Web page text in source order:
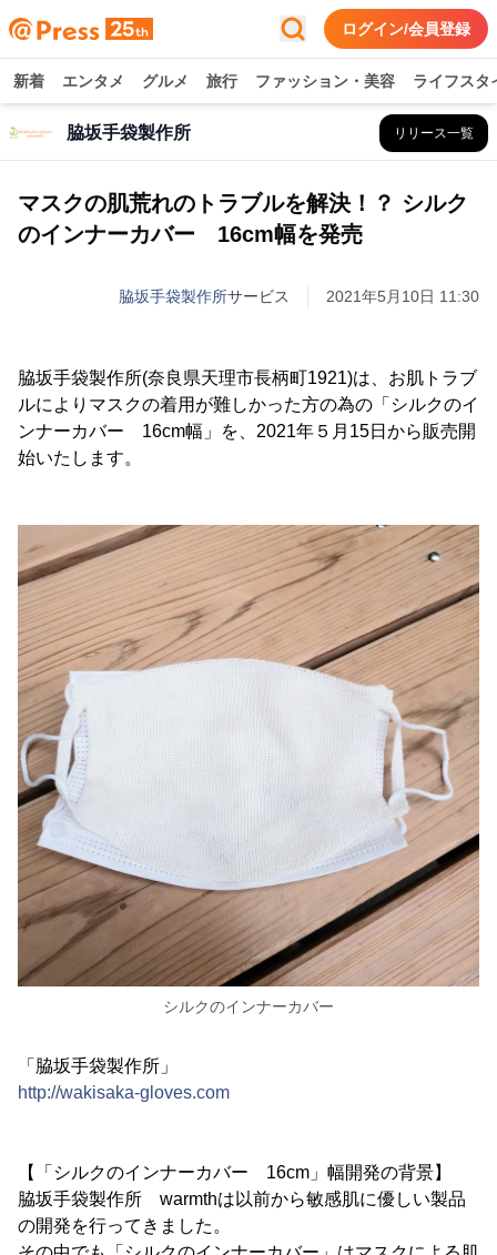
ログイン/会員登録
新着 エンタメ グルメ 旅行 ファッション・美容 ライフスタ
脇坂手袋製作所 リリース一覧
マスクの肌荒れのトラブルを解決！？ シルク
のインナーカバー 16cm幅を発売
脇坂手袋製作所サービス 2021年5月10日 11:30
脇坂手袋製作所(奈良県天理市長柄町1921)は、お肌トラブ
ルによりマスクの着用が難しかった方の為の「シルクのイ
ンナーカバー 16cm幅」を、2021年５月15日から販売開
始いたします。
シルクのインナーカバー
「脇坂手袋製作所」
http://wakisaka-gloves.com
【「シルクのインナーカバー 16cm」幅開発の背景】
脇坂手袋製作所 warmthは以前から敏感肌に優しい製品
の開発を行ってきました。